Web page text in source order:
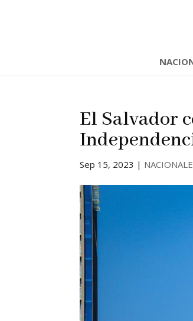
El Salvador
Sep 15, 2023 |